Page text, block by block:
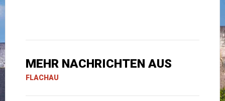
MEHR NACHRICHTEN AUS
FLACHAU